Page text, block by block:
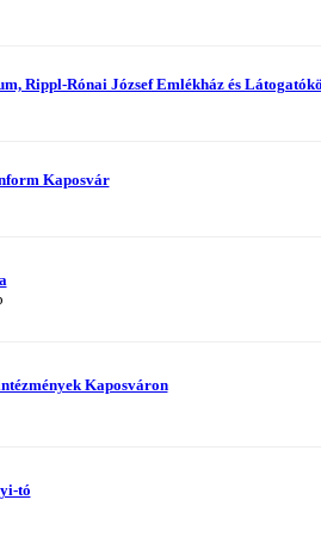
Rippl-Rónai József Emlékház és
Kaposvár
Kaposváron
tó